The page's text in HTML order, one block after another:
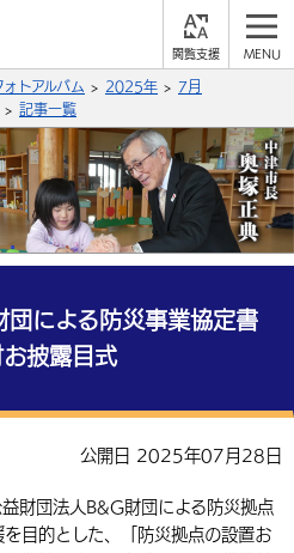
支
なをつける
背景色
青 白
の大きさ
標準 縮小
中国語（簡体字）
YouTube
保険・年金
健康・予防
住宅・インフラ
産業・雇用
税金
子どもを預ける
トアルバム 2025年
7月
記事一覧
団による防災事業協定書
披露目式
公開日 2025年07月28日
財団法人B&G財団による防災拠点
目的とした、「防災拠点の設置お